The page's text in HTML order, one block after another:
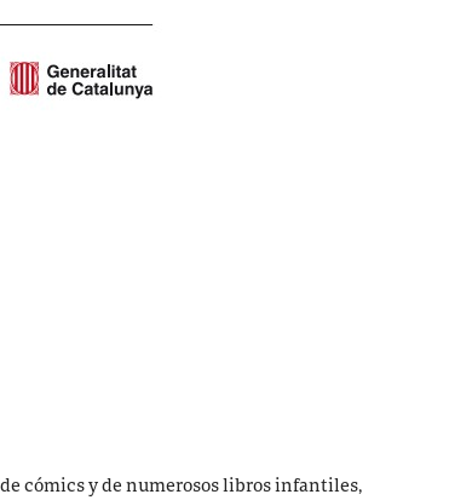
cómics y de numerosos libros infantiles,